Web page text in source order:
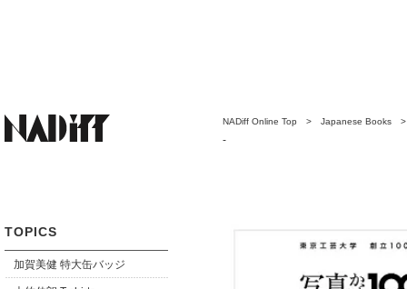
TOPICS
加賀美健 特大缶バッジ
NADiff Online Top > Japanese Books
-